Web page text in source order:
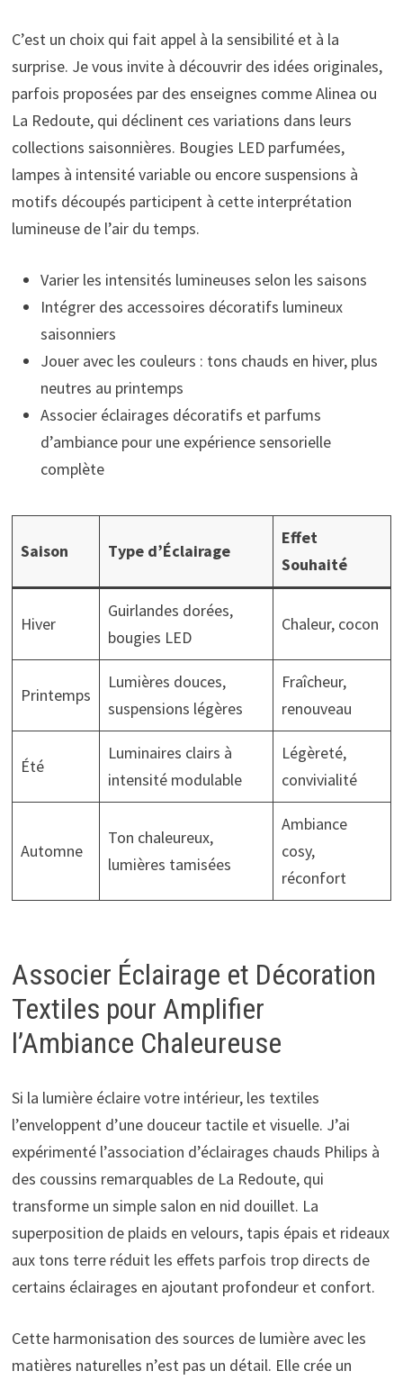
C’est un choix qui fait appel à la sensibilité et à la
surprise. Je vous invite à découvrir des idées originales,
parfois proposées par des enseignes comme Alinea ou
La Redoute, qui déclinent ces variations dans leurs
collections saisonnières. Bougies LED parfumées,
lampes à intensité variable ou encore suspensions à
motifs découpés participent à cette interprétation
lumineuse de l’air du temps.
Varier les intensités lumineuses selon les saisons
Intégrer des accessoires décoratifs lumineux
saisonniers
Jouer avec les couleurs : tons chauds en hiver, plus
neutres au printemps
Associer éclairages décoratifs et parfums
d’ambiance pour une expérience sensorielle
complète
Saison Type d’Éclairage
Effet
Souhaité
Hiver
Guirlandes dorées,
bougies LED
Chaleur, cocon
Printemps
Lumières douces,
suspensions légères
Fraîcheur,
renouveau
Été
Luminaires clairs à
intensité modulable
Légèreté,
convivialité
Automne
Ton chaleureux,
lumières tamisées
Ambiance
cosy,
réconfort
Associer Éclairage et Décoration
Textiles pour Amplifier
l’Ambiance Chaleureuse
Si la lumière éclaire votre intérieur, les textiles
l’enveloppent d’une douceur tactile et visuelle. J’ai
expérimenté l’association d’éclairages chauds Philips à
des coussins remarquables de La Redoute, qui
transforme un simple salon en nid douillet. La
superposition de plaids en velours, tapis épais et rideaux
aux tons terre réduit les effets parfois trop directs de
certains éclairages en ajoutant profondeur et confort.
Cette harmonisation des sources de lumière avec les
matières naturelles n’est pas un détail. Elle crée un